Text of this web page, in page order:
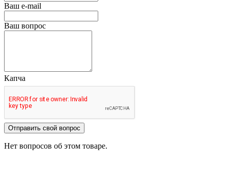
Ваш e-mail
Ваш вопрос
Капча
Отправить свой вопрос
Нет вопросов об этом товаре.